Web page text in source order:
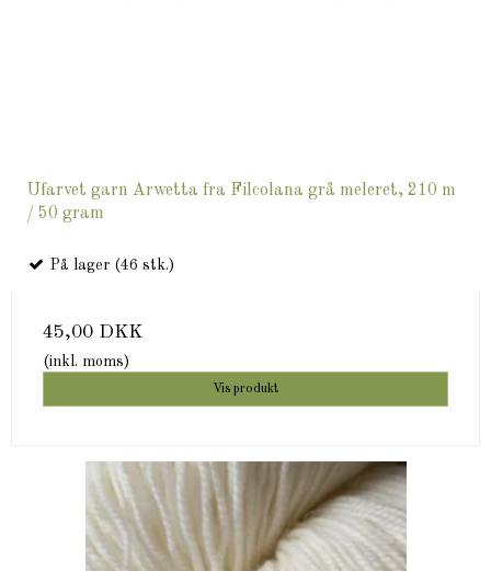
Ufarvet garn Arwetta fra Filcolana grå meleret, 210 m
/ 50 gram
På lager (46 stk.)
45,00 DKK
(inkl. moms)
Vis produkt